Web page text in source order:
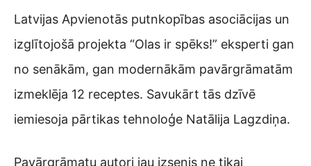
Latvijas Apvienotās putnkopības asociācijas un
izglītojošā projekta “Olas ir spēks!” eksperti gan
no senākām, gan modernākām pavārgrāmatām
izmeklēja 12 receptes. Savukārt tās dzīvē
iemiesoja pārtikas tehnoloģe Natālija Lagzdiņa.
Pavārgrāmatu autori jau izsenis ne tikai